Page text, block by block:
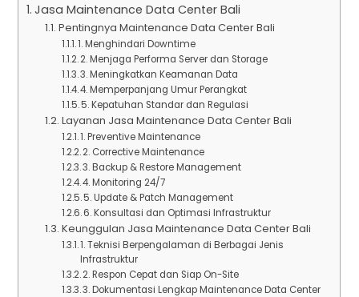
Jasa Maintenance Data Center Bali
Pentingnya Maintenance Data Center Bali
1. Menghindari Downtime
2. Menjaga Performa Server dan Storage
3. Meningkatkan Keamanan Data
4. Memperpanjang Umur Perangkat
5. Kepatuhan Standar dan Regulasi
Layanan Jasa Maintenance Data Center Bali
1. Preventive Maintenance
2. Corrective Maintenance
3. Backup & Restore Management
4. Monitoring 24/7
5. Update & Patch Management
6. Konsultasi dan Optimasi Infrastruktur
Keunggulan Jasa Maintenance Data Center Bali
1. Teknisi Berpengalaman di Berbagai Jenis
Infrastruktur
2. Respon Cepat dan Siap On-Site
3. Dokumentasi Lengkap Maintenance Data Center